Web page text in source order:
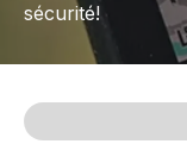
sécurité!